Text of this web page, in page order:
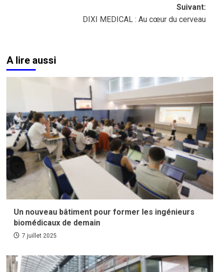
Suivant:
DIXI MEDICAL : Au cœur du cerveau
A lire aussi
Un nouveau bâtiment pour former les ingénieurs
biomédicaux de demain
7 juillet 2025